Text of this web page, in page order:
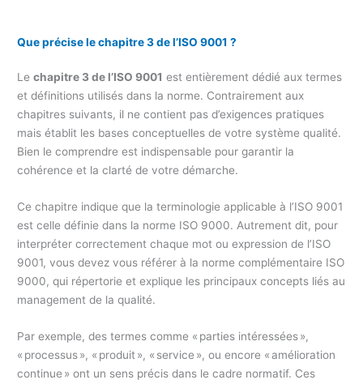
Que précise le chapitre 3 de l’ISO 9001 ?
Lechapitre 3 de l’ISO 9001 est entièrement dédié aux termes
et définitions utilisés dans la norme. Contrairement aux
chapitres suivants, il ne contient pas d’exigences pratiques
mais établit les bases conceptuelles de votre système qualité.
Bien le comprendre est indispensable pour garantir la
cohérence et la clarté de votre démarche.
Ce chapitre indique que la terminologie applicable à l’ISO 9001
est celle définie dans la norme ISO 9000. Autrement dit, pour
interpréter correctement chaque mot ou expression de l’ISO
9001, vous devez vous référer à la norme complémentaire ISO
9000, qui répertorie et explique les principaux concepts liés au
management de la qualité.
Par exemple, des termes comme « parties intéressées »,
« processus », « produit », « service », ou encore « amélioration
continue » ont un sens précis dans le cadre normatif. Ces